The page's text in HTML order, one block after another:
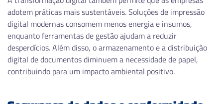
adotem práticas mais sustentáveis. Soluções de impressão
digital modernas consomem menos energia e insumos,
enquanto ferramentas de gestão ajudam a reduzir
desperdícios. Além disso, o armazenamento e a distribuição
digital de documentos diminuem a necessidade de papel,
contribuindo para um impacto ambiental positivo.